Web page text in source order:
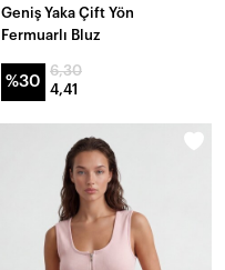
Geniş Yaka Çift Yön
Fermuarlı Bluz
%30
6,30
4,41